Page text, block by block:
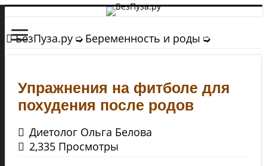
БезПуза.ру ➭ Беременность и роды ➭
Упражнения на фитболе для
похудения после родов
Диетолог Ольга Белова
2,335 Просмотры